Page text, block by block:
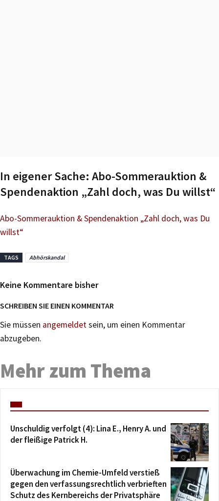
In eigener Sache: Abo-Sommerauktion &
Spendenaktion „Zahl doch, was Du willst“
Abo-Sommerauktion & Spendenaktion „Zahl doch, was Du
willst“
TAGS Abhörskandal
Keine Kommentare bisher
SCHREIBEN SIE EINEN KOMMENTAR
Sie müssen angemeldetsein, um einen Kommentar
abzugeben.
Mehr zum Thema
Unschuldig verfolgt (4): Lina E., Henry A. und
der fleißige Patrick H.
Überwachung im Chemie-Umfeld verstieß
gegen den verfassungsrechtlich verbrieften
Schutz des Kernbereichs der Privatsphäre